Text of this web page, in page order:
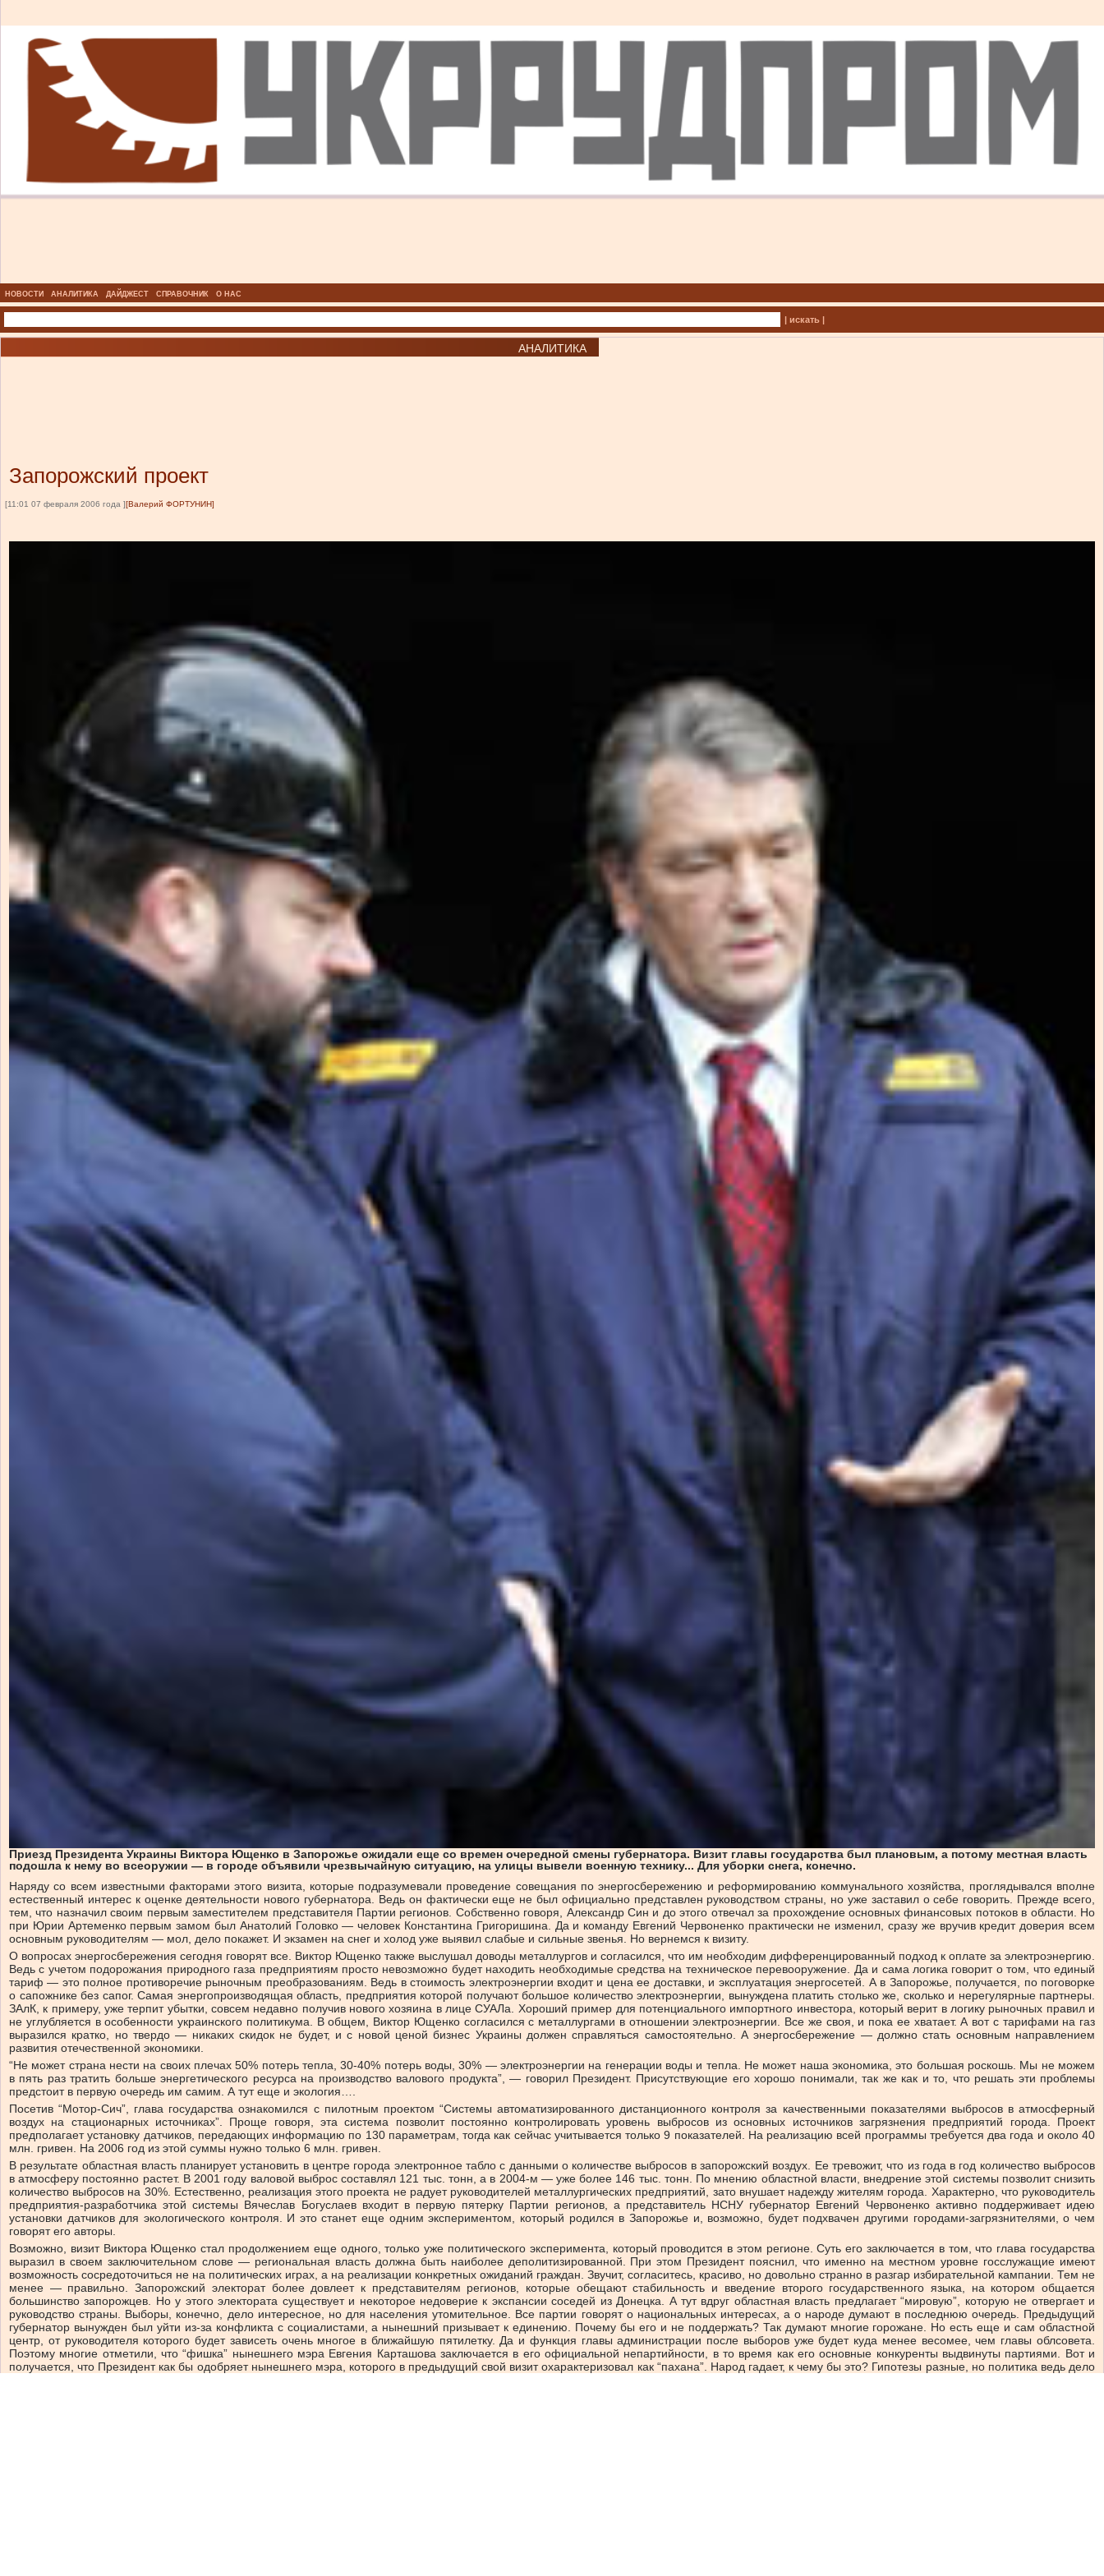
НОВОСТИ АНАЛИТИКА ДАЙДЖЕСТ СПРАВОЧНИК О НАС
| искать |
АНАЛИТИКА
Запорожский проект
[11:01 07 февраля 2006 года ][Валерий ФОРТУНИН]
Приезд Президента Украины Виктора Ющенко в Запорожье ожидали еще со времен очередной смены губернатора. Визит главы государства был плановым, а потому местная власть
подошла к нему во всеоружии — в городе объявили чрезвычайную ситуацию, на улицы вывели военную технику... Для уборки снега, конечно.
Наряду со всем известными факторами этого визита, которые подразумевали проведение совещания по энергосбережению и реформированию коммунального хозяйства, проглядывался вполне
естественный интерес к оценке деятельности нового губернатора. Ведь он фактически еще не был официально представлен руководством страны, но уже заставил о себе говорить. Прежде всего,
тем, что назначил своим первым заместителем представителя Партии регионов. Собственно говоря, Александр Син и до этого отвечал за прохождение основных финансовых потоков в области. Но
при Юрии Артеменко первым замом был Анатолий Головко — человек Константина Григоришина. Да и команду Евгений Червоненко практически не изменил, сразу же вручив кредит доверия всем
основным руководителям — мол, дело покажет. И экзамен на снег и холод уже выявил слабые и сильные звенья. Но вернемся к визиту.
О вопросах энергосбережения сегодня говорят все. Виктор Ющенко также выслушал доводы металлургов и согласился, что им необходим дифференцированный подход к оплате за электроэнергию.
Ведь с учетом подорожания природного газа предприятиям просто невозможно будет находить необходимые средства на техническое перевооружение. Да и сама логика говорит о том, что единый
тариф — это полное противоречие рыночным преобразованиям. Ведь в стоимость электроэнергии входит и цена ее доставки, и эксплуатация энергосетей. А в Запорожье, получается, по поговорке
о сапожнике без сапог. Самая энергопроизводящая область, предприятия которой получают большое количество электроэнергии, вынуждена платить столько же, сколько и нерегулярные партнеры.
ЗАлК, к примеру, уже терпит убытки, совсем недавно получив нового хозяина в лице СУАЛа. Хороший пример для потенциального импортного инвестора, который верит в логику рыночных правил и
не углубляется в особенности украинского политикума. В общем, Виктор Ющенко согласился с металлургами в отношении электроэнергии. Все же своя, и пока ее хватает. А вот с тарифами на газ
выразился кратко, но твердо — никаких скидок не будет, и с новой ценой бизнес Украины должен справляться самостоятельно. А энергосбережение — должно стать основным направлением
развития отечественной экономики.
“Не может страна нести на своих плечах 50% потерь тепла, 30-40% потерь воды, 30% — электроэнергии на генерации воды и тепла. Не может наша экономика, это большая роскошь. Мы не можем
в пять раз тратить больше энергетического ресурса на производство валового продукта”, — говорил Президент. Присутствующие его хорошо понимали, так же как и то, что решать эти проблемы
предстоит в первую очередь им самим. А тут еще и экология….
Посетив “Мотор-Сич”, глава государства ознакомился с пилотным проектом “Системы автоматизированного дистанционного контроля за качественными показателями выбросов в атмосферный
воздух на стационарных источниках”. Проще говоря, эта система позволит постоянно контролировать уровень выбросов из основных источников загрязнения предприятий города. Проект
предполагает установку датчиков, передающих информацию по 130 параметрам, тогда как сейчас учитывается только 9 показателей. На реализацию всей программы требуется два года и около 40
млн. гривен. На 2006 год из этой суммы нужно только 6 млн. гривен.
В результате областная власть планирует установить в центре города электронное табло с данными о количестве выбросов в запорожский воздух. Ее тревожит, что из года в год количество выбросов
в атмосферу постоянно растет. В 2001 году валовой выброс составлял 121 тыс. тонн, а в 2004-м — уже более 146 тыс. тонн. По мнению областной власти, внедрение этой системы позволит снизить
количество выбросов на 30%. Естественно, реализация этого проекта не радует руководителей металлургических предприятий, зато внушает надежду жителям города. Характерно, что руководитель
предприятия-разработчика этой системы Вячеслав Богуслаев входит в первую пятерку Партии регионов, а представитель НСНУ губернатор Евгений Червоненко активно поддерживает идею
установки датчиков для экологического контроля. И это станет еще одним экспериментом, который родился в Запорожье и, возможно, будет подхвачен другими городами-загрязнителями, о чем
говорят его авторы.
Возможно, визит Виктора Ющенко стал продолжением еще одного, только уже политического эксперимента, который проводится в этом регионе. Суть его заключается в том, что глава государства
выразил в своем заключительном слове — региональная власть должна быть наиболее деполитизированной. При этом Президент пояснил, что именно на местном уровне госслужащие имеют
возможность сосредоточиться не на политических играх, а на реализации конкретных ожиданий граждан. Звучит, согласитесь, красиво, но довольно странно в разгар избирательной кампании. Тем не
менее — правильно. Запорожский электорат более довлеет к представителям регионов, которые обещают стабильность и введение второго государственного языка, на котором общается
большинство запорожцев. Но у этого электората существует и некоторое недоверие к экспансии соседей из Донецка. А тут вдруг областная власть предлагает “мировую”, которую не отвергает и
руководство страны. Выборы, конечно, дело интересное, но для населения утомительное. Все партии говорят о национальных интересах, а о народе думают в последнюю очередь. Предыдущий
губернатор вынужден был уйти из-за конфликта с социалистами, а нынешний призывает к единению. Почему бы его и не поддержать? Так думают многие горожане. Но есть еще и сам областной
центр, от руководителя которого будет зависеть очень многое в ближайшую пятилетку. Да и функция главы администрации после выборов уже будет куда менее весомее, чем главы облсовета.
Поэтому многие отметили, что “фишка” нынешнего мэра Евгения Карташова заключается в его официальной непартийности, в то время как его основные конкуренты выдвинуты партиями. Вот и
получается, что Президент как бы одобряет нынешнего мэра, которого в предыдущий свой визит охарактеризовал как “пахана”. Народ гадает, к чему бы это? Гипотезы разные, но политика ведь дело